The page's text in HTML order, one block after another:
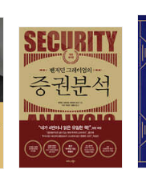
본화계수에 영향을 미치
고려할 사항
성장률 계산
한 종목 선정 방법
준 적용하기 / 공익기업
한 종목 선정 방법